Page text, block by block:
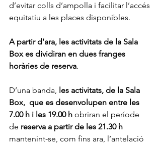
d’evitar colls d’ampolla i facilitar l’accés
equitatiu a les places disponibles.
A partir d’ara, les activitats de la Sala
Box es dividiran en dues franges
horàries de reserva.
D’una banda, les activitats, de la Sala
Box,  que es desenvolupen entre les
7.00 h i les 19.00 h obriran el període
de reserva a partir de les 21.30 h
mantenint-se, com fins ara, l’antelació